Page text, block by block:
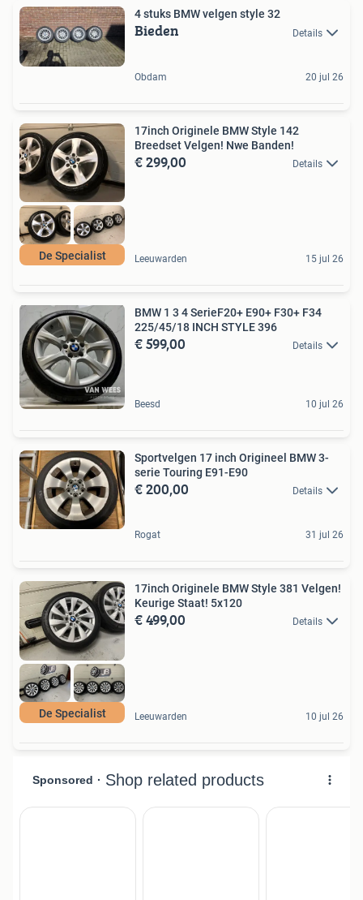
4 stuks BMW velgen style 32
Bieden Details
Obdam 20 jul 26
De Specialist
17inch Originele BMW Style 142
Breedset Velgen! Nwe Banden!
€ 299,00 Details
Leeuwarden 15 jul 26
BMW 1 3 4 SerieF20+ E90+ F30+ F34
225/45/18 INCH STYLE 396
€ 599,00 Details
Beesd 10 jul 26
Sportvelgen 17 inch Origineel BMW 3-
serie Touring E91-E90
€ 200,00 Details
Rogat 31 jul 26
De Specialist
17inch Originele BMW Style 381 Velgen!
Keurige Staat! 5x120
€ 499,00 Details
Leeuwarden 10 jul 26